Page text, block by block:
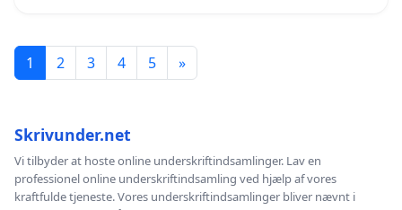
1 2 3 4 5 »
Skrivunder.net
Vi tilbyder at hoste online underskriftindsamlinger. Lav en
professionel online underskriftindsamling ved hjælp af vores
kraftfulde tjeneste. Vores underskriftindsamlinger bliver nævnt i